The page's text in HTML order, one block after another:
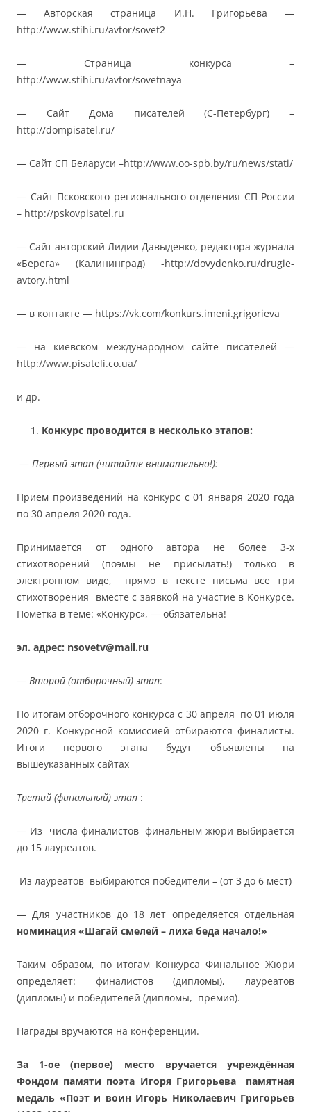
— Авторская страница И.Н. Григорьева —
http://www.stihi.ru/avtor/sovet2
— Страница конкурса –
http://www.stihi.ru/avtor/sovetnaya
— Сайт Дома писателей (С-Петербург) –
http://dompisatel.ru/
— Сайт СП Беларуси –http://www.oo-spb.by/ru/news/stati/
— Сайт Псковского регионального отделения СП России
– http://pskovpisatel.ru
— Сайт авторский Лидии Давыденко, редактора журнала
«Берега» (Калининград) -http://dovydenko.ru/drugie-
avtory.html
— в контакте — https://vk.com/konkurs.imeni.grigorieva
— на киевском международном сайте писателей —
http://www.pisateli.co.ua/
и др.
Конкурс проводится в несколько этапов:
— Первый этап (читайте внимательно!):
Прием произведений на конкурс с 01 января 2020 года
по 30 апреля 2020 года.
Принимается от одного автора не более 3-х
стихотворений (поэмы не присылать!) только в
электронном виде, прямо в тексте письма все три
стихотворения вместе с заявкой на участие в Конкурсе.
Пометка в теме: «Конкурс», — обязательна!
эл. адрес: nsovetv@mail.ru
— Второй (отборочный) этап:
По итогам отборочного конкурса с 30 апреля по 01 июля
2020 г. Конкурсной комиссией отбираются финалисты.
Итоги первого этапа будут объявлены на
вышеуказанных сайтах
Третий (финальный) этап :
— Из числа финалистов финальным жюри выбирается
до 15 лауреатов.
Из лауреатов выбираются победители – (от 3 до 6 мест)
— Для участников до 18 лет определяется отдельная
номинация «Шагай смелей – лиха беда начало!»
Таким образом, по итогам Конкурса Финальное Жюри
определяет: финалистов (дипломы), лауреатов
(дипломы) и победителей (дипломы, премия).
Награды вручаются на конференции.
За 1-ое (первое) место вручается учреждённая
Фондом памяти поэта Игоря Григорьева памятная
медаль «Поэт и воин Игорь Николаевич Григорьев